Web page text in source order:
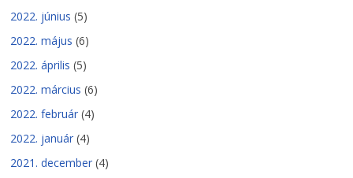
2022. június (5)
2022. május (6)
2022. április (5)
2022. március (6)
2022. február (4)
2022. január (4)
2021. december (4)